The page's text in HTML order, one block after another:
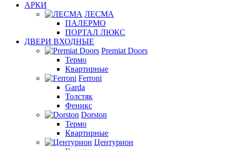
АРКИ
ЛЕСМА
ПАЛЕРМО
ПОРТАЛ ЛЮКС
ДВЕРИ ВХОДНЫЕ
Premiat Doors
Термо
Квартирные
Ferroni
Garda
Толстяк
Феникс
Dorston
Термо
Квартирные
Центурион